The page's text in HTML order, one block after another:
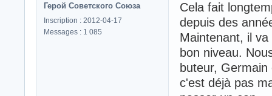
Герой Советского Союза
Inscription : 2012-04-17
Messages : 1 085
Cela fait
depuis des
Maintenant, il
bon niveau.
buteur,
c'est déjà pas